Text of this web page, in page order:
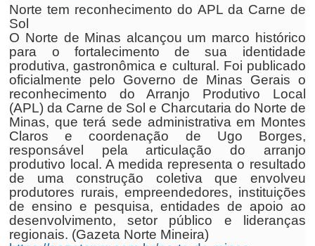
Norte tem reconhecimento do APL da Carne de
Sol
O Norte de Minas alcançou um marco histórico
para o fortalecimento de sua identidade
produtiva, gastronômica e cultural. Foi publicado
oficialmente pelo Governo de Minas Gerais o
reconhecimento do Arranjo Produtivo Local
(APL) da Carne de Sol e Charcutaria do Norte de
Minas, que terá sede administrativa em Montes
Claros e coordenação de Ugo Borges,
responsável pela articulação do arranjo
produtivo local. A medida representa o resultado
de uma construção coletiva que envolveu
produtores rurais, empreendedores, instituições
de ensino e pesquisa, entidades de apoio ao
desenvolvimento, setor público e lideranças
regionais. (Gazeta Norte Mineira)